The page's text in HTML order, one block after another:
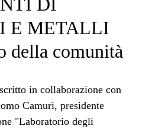
E METALLI
della comunità
in collaborazione con
Camuri, presidente
"Laboratorio degli